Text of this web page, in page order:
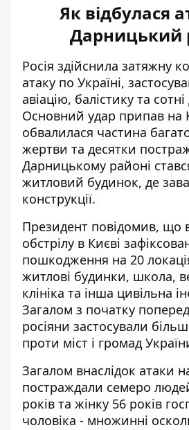
Як відбулася
Дарницький
Росія здійснила затяжну
атаку по Україні,
авіацію, балістику та
Основний удар припав на
обвалилася частина
жертви та десятки
Дарницькому районі
житловий будинок, де
конструкції.
Президент повідомив, що
обстрілу в Києві
пошкодження на 20
житлові будинки, школа,
клініка та інша цивільна
Загалом з початку
росіяни застосували
проти міст і громад
Загалом внаслідок атаки
постраждали семеро
років та жінку 56 років
чоловіка - множинні